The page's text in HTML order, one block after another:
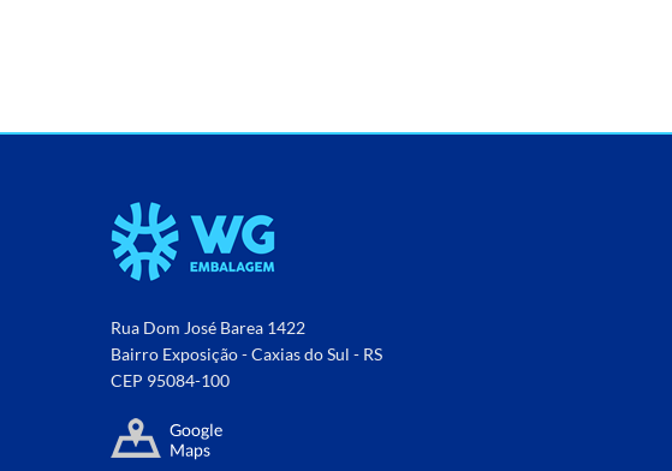
Rua Dom José Barea 1422
Bairro Exposição - Caxias do Sul - RS
CEP 95084-100